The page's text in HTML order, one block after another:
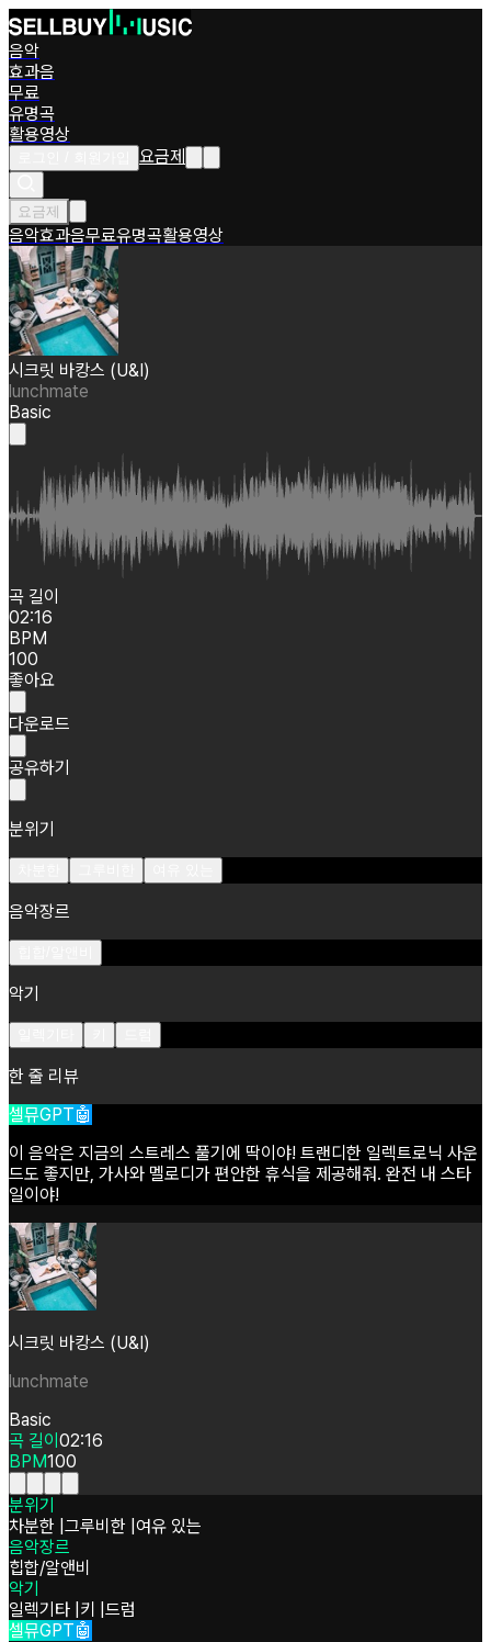
음악
효과음
무료
유명곡
활용영상
요금제
요금제
음악효과음무료유명곡활용영상
시크릿 바캉스 (U&I)
lunchmate
Basic
곡 길이
02:16
BPM
100
좋아요
다운로드
공유하기
분위기
음악장르
악기
한 줄 리뷰
셀뮤GPT🤖
이 음악은 지금의 스트레스 풀기에 딱이야! 트랜디한 일렉트로닉 사운
드도 좋지만, 가사와 멜로디가 편안한 휴식을 제공해줘. 완전 내 스타
일이야!
시크릿 바캉스 (U&I)
lunchmate
Basic
곡 길이 02:16
BPM100
분위기
차분한 그루비한 여유 있는
음악장르
힙합/알앤비
악기
일렉기타 키 드럼
셀뮤GPT🤖